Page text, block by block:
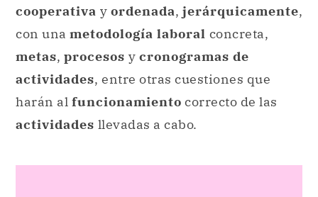
cooperativa y ordenada, jerárquicamente,
con una metodología laboral concreta,
metas, procesos y cronogramas de
actividades, entre otras cuestiones que
harán al funcionamiento correcto de las
actividades llevadas a cabo.